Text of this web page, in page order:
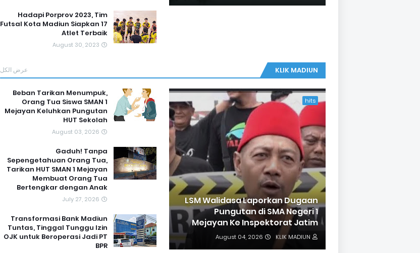
Hadapi Porprov 2023, Tim
Futsal Kota Madiun Siapkan 17
Atlet Terbaik
August 30, 2023
KLIK MADIUN عرض الكل
hits
LSM Walidasa Laporkan Dugaan
Pungutan di SMA Negeri 1
Mejayan Ke Inspektorat Jatim
KLIK MADIUN
August 04, 2026
Beban Tarikan Menumpuk,
Orang Tua Siswa SMAN 1
Mejayan Keluhkan Pungutan
HUT Sekolah
August 03, 2026
Gaduh! Tanpa
Sepengetahuan Orang Tua,
Tarikan HUT SMAN 1 Mejayan
Membuat Orang Tua
Bertengkar dengan Anak
July 27, 2026
Transformasi Bank Madiun
Tuntas, Tinggal Tunggu Izin
OJK untuk Beroperasi Jadi PT
BPR